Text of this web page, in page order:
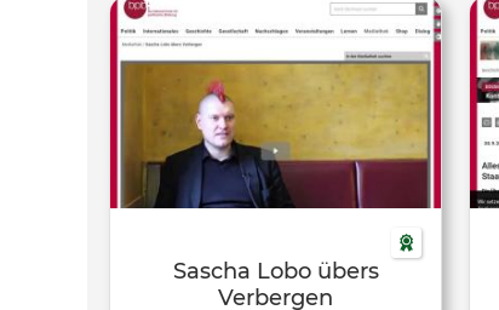
Sascha Lobo übers
Verbergen